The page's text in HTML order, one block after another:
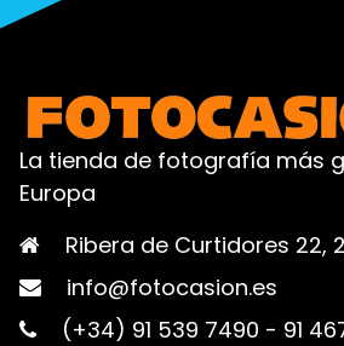
La tienda de fotografía más
Europa
Ribera de Curtidores 22,
info@fotocasion.es
(+34) 91 539 7490 - 91